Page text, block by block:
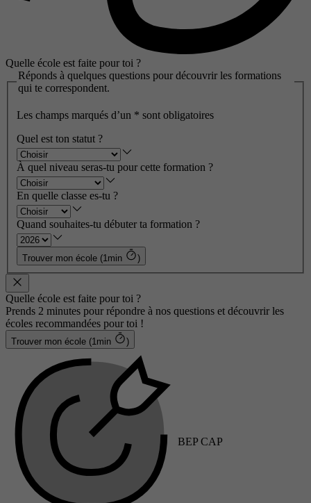
Quelle école est faite pour toi ?
Réponds à quelques questions pour découvrir les formations
qui te correspondent.
Les champs marqués d’un * sont obligatoires
Quel est ton statut ?
À quel niveau seras-tu pour cette formation ?
En quelle classe es-tu ?
Quand souhaites-tu débuter ta formation ?
Trouver mon école (1min )
Quelle école est faite pour toi ?
Prends 2 minutes pour répondre à nos questions et découvrir les
écoles recommandées pour toi !
Trouver mon école (1min )
BEP CAP